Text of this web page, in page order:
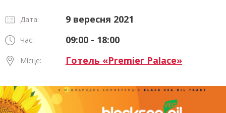
Дата: 9 вересня 2021
Час: 09:00 - 18:00
Місце: Готель «Premier Palace»